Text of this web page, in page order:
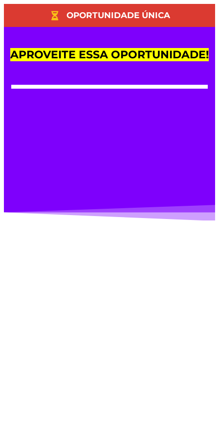
OPORTUNIDADE ÚNICA
APROVEITE ESSA OPORTUNIDADE!